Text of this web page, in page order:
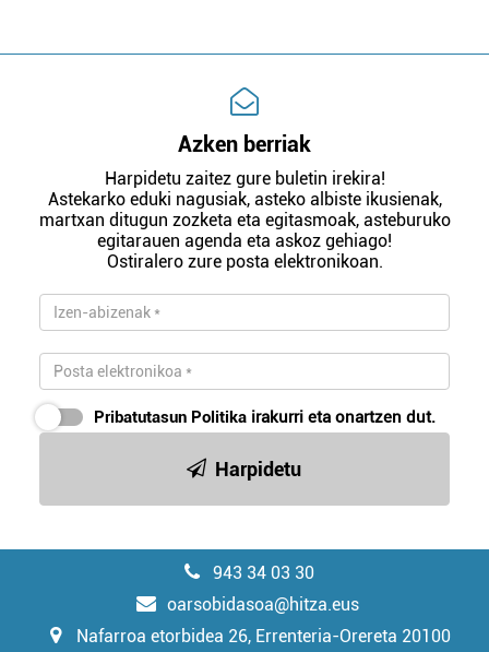
Azken berriak
Harpidetu zaitez gure buletin irekira!
Astekarko eduki nagusiak, asteko albiste ikusienak,
martxan ditugun zozketa eta egitasmoak, asteburuko
egitarauen agenda eta askoz gehiago!
Ostiralero zure posta elektronikoan.
Pribatutasun Politika irakurri eta onartzen dut.
Harpidetu
943 34 03 30
oarsobidasoa@hitza.eus
Nafarroa etorbidea 26, Errenteria-Orereta 20100